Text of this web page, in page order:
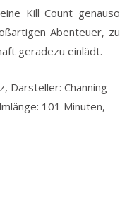
Kill Count genauso
Abenteuer, zu
geradezu einlädt.
Darsteller: Channing
101 Minuten,